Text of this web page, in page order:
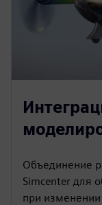
Объединение
Simcenter для
при изменении